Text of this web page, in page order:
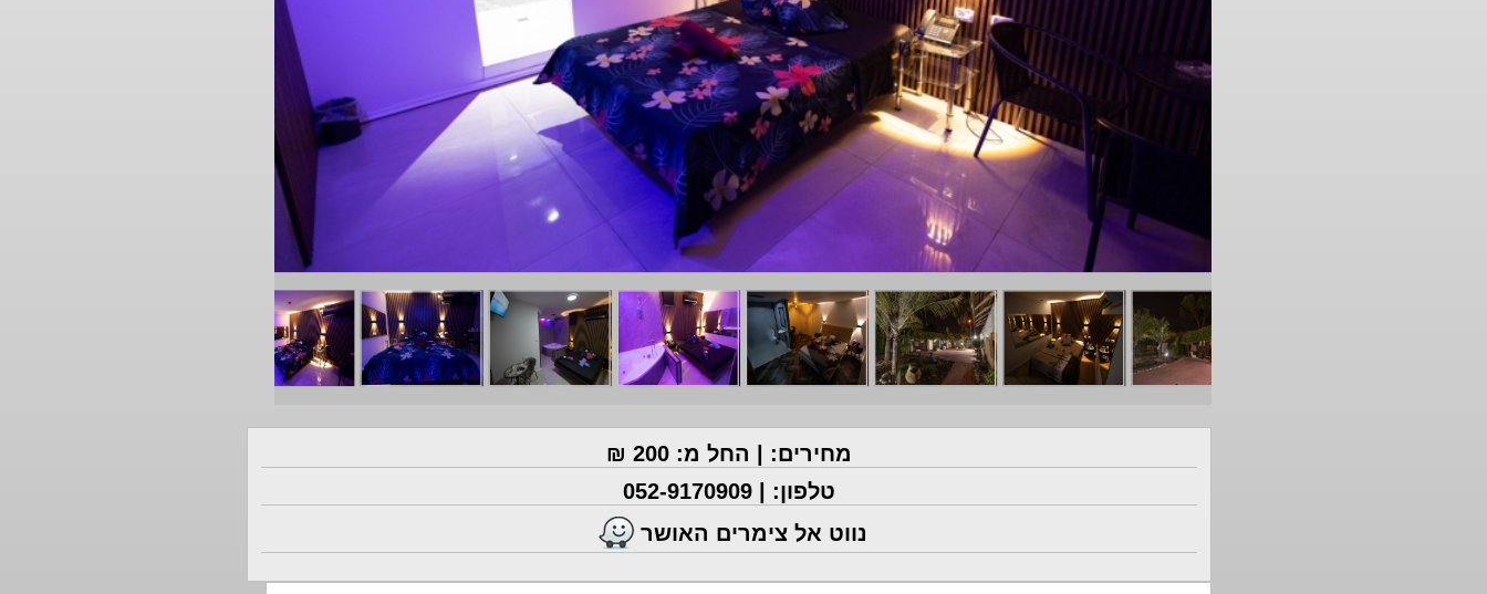
מחירים: | החל מ: 200 ₪
טלפון: | 052-9170909
נווט אל צימרים האושר